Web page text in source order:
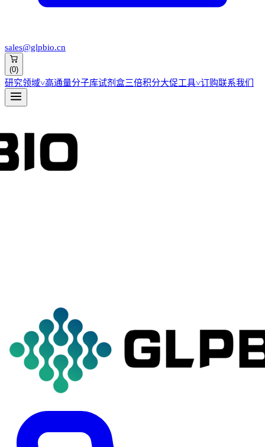
sales@glpbio.cn
(0)
研究领域˅高通量分子库试剂盒三倍积分大促工具˅订购联系我们